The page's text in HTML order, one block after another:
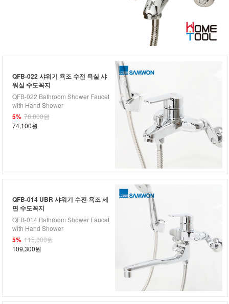
QFB-022 샤워기 욕조 수전 욕실 샤
워실 수도꼭지
QFB-022 Bathroom Shower Faucet
with Hand Shower
5% 78,000원
74,100원
QFB-014 UBR 샤워기 수전 욕조 세
면 수도꼭지
QFB-014 Bathroom Shower Faucet
with Hand Shower
5% 115,000원
109,300원